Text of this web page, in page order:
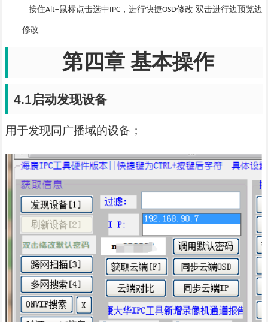
按住Alt+鼠标点击选中 IPC，进行快捷OSD修改 双击进行边预览边
修改
第四章 基本操作
4.1启动发现设备
用于发现同广播域的设备；